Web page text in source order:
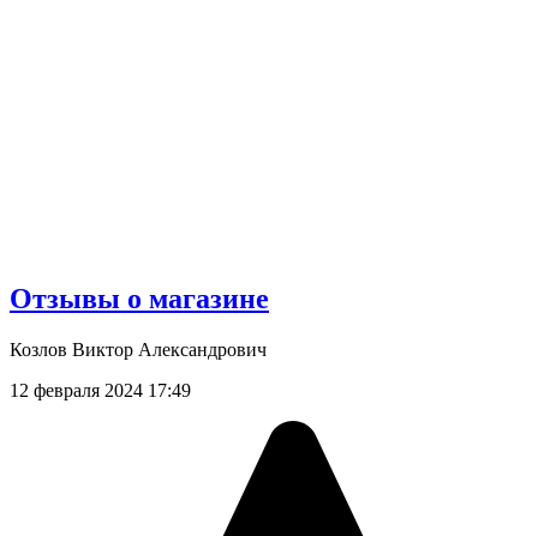
Отзывы о магазине
Козлов Виктор Александрович
12 февраля 2024 17:49